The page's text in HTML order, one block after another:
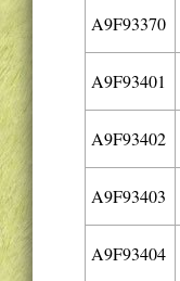
A9F93370
A9F93401
A9F93402
A9F93403
A9F93404